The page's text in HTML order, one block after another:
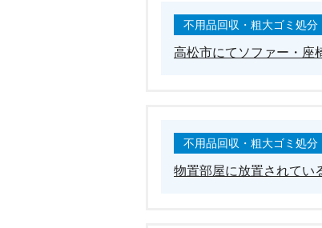
不用品回収・粗大ゴミ処分
高松市にてソファー・座
不用品回収・粗大ゴミ処分
物置部屋に放置されてい